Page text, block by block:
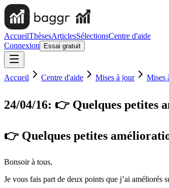
AccueilThèsesArticlesSélectionsCentre d'aide
Connexion
Essai gratuit
Accueil Centre d'aide Mises à jour Mises
24/04/16: 👉 Quelques petites
👉 Quelques petites
Bonsoir à tous,
Je vous fais part de deux points que j’ai améliorés